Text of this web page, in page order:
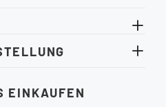
EINKAUFEN